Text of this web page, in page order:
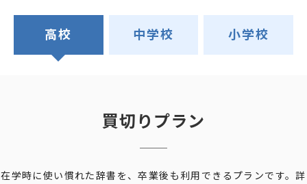
高校 中学校 小学校
買切りプラン
在学時に使い慣れた辞書を、卒業後も利用できるプランです。詳